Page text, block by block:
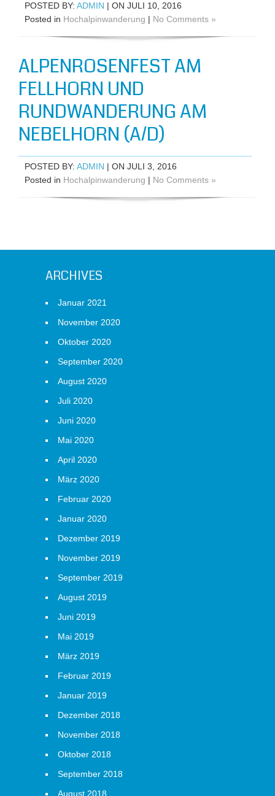
POSTED BY: ADMIN | ON JULI 10, 2016
Posted in Hochalpinwanderung | No Comments »
ALPENROSENFEST AM
FELLHORN UND
RUNDWANDERUNG AM
NEBELHORN (A/D)
POSTED BY: ADMIN | ON JULI 3, 2016
Posted in Hochalpinwanderung | No Comments »
ARCHIVES
Januar 2021
November 2020
Oktober 2020
September 2020
August 2020
Juli 2020
Juni 2020
Mai 2020
April 2020
März 2020
Februar 2020
Januar 2020
Dezember 2019
November 2019
September 2019
August 2019
Juni 2019
Mai 2019
März 2019
Februar 2019
Januar 2019
Dezember 2018
November 2018
Oktober 2018
September 2018
August 2018